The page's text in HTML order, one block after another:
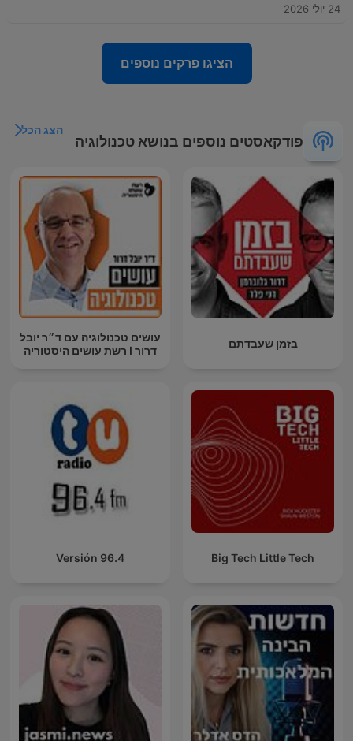
24 יולי 2026
הציגו פרקים נוספים
פודקאסטים נוספים בנושא טכנולוגיה
הצג הכל
בזמן שעבדתם
עושים טכנולוגיה עם ד״ר יובל
דרור I רשת עושים היסטוריה
Big Tech Little Tech
Versión 96.4